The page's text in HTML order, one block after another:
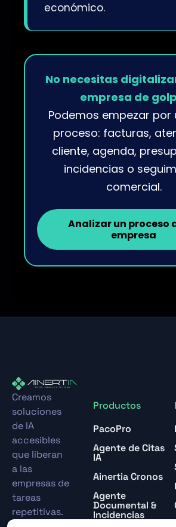
económico.
No necesitas
empresa de
Podemos empezar por
proceso: facturas,
cliente, agenda,
incidencias o
comercial.
Analizar un proceso
empresa
Creamos
soluciones
de IA
accesibles
que liberan
a las
empresas de
tareas
repetitivas.
Productos
PacoPro
Agente de Citas
IA
Ainertia Cronos
Agente
Documental &
Incidencias